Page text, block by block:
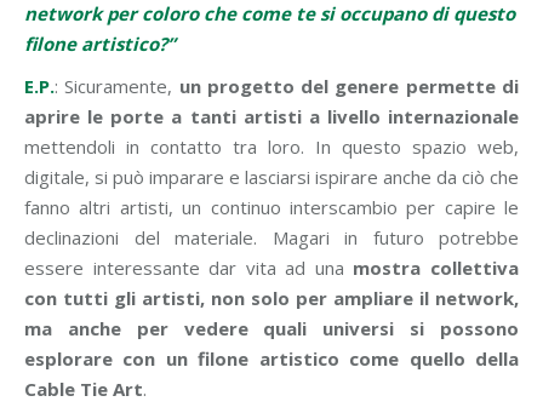
network per coloro che come te si occupano di questo
filone artistico?”
E.P.: Sicuramente, un progetto del genere permette di
aprire le porte a tanti artisti a livello internazionale
mettendoli in contatto tra loro. In questo spazio web,
digitale, si può imparare e lasciarsi ispirare anche da ciò che
fanno altri artisti, un continuo interscambio per capire le
declinazioni del materiale. Magari in futuro potrebbe
essere interessante dar vita ad una mostra collettiva
con tutti gli artisti, non solo per ampliare il network,
ma anche per vedere quali universi si possono
esplorare con un filone artistico come quello della
Cable Tie Art.